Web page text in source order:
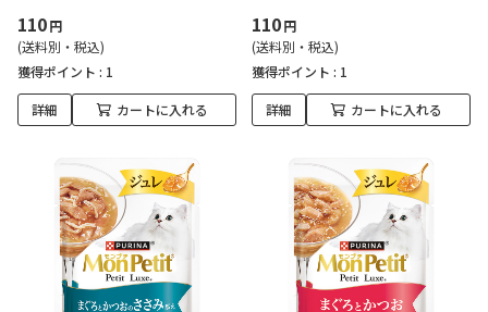
110円
(送料別・税込)
獲得ポイント : 1
詳細 カートに入れる
110円
(送料別・税込)
獲得ポイント : 1
詳細 カートに入れる